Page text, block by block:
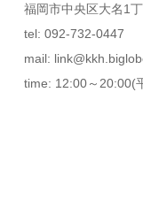
福岡市中央区大名1
tel: 092-732-0447
mail:
time: 12:00～20:00(